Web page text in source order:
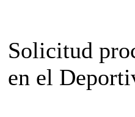
Solicitud
en el